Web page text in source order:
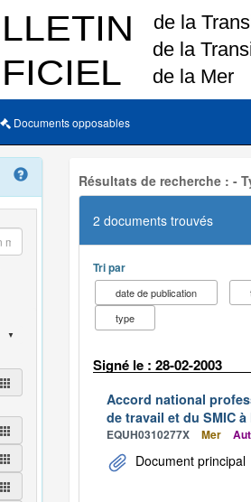
Documents opposables
Résultats de recherche : -
2 documents trouvés
Tri par
date de publication
type
Signé le : 28-02-2003
Accord national
de travail et du SMIC
EQUH0310277X Mer
Document principal